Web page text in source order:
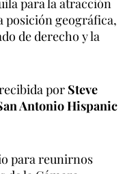
posición geográfica,
de derecho y la
por Steve
Antonio Hispanic
para reunirnos